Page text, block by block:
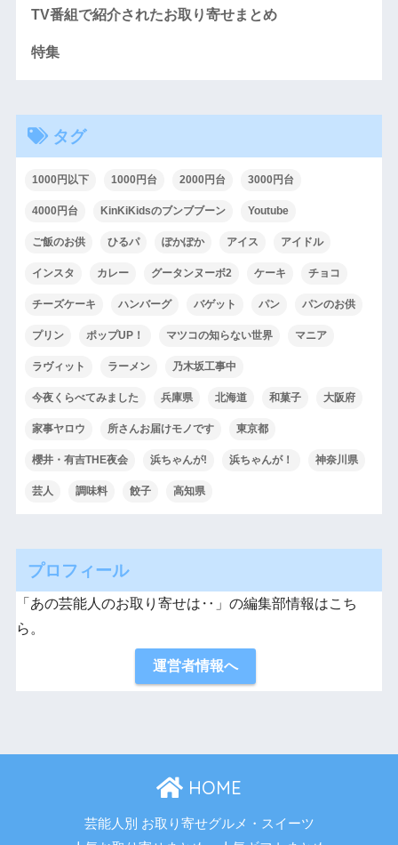
TV番組で紹介されたお取り寄せまとめ
特集
タグ
1000円以下 1000円台 2000円台 3000円台
4000円台 KinKiKidsのブンブブーン Youtube
ご飯のお供 ひるパ ぽかぽか アイス アイドル
インスタ カレー グータンヌーボ2 ケーキ チョコ
チーズケーキ ハンバーグ バゲット パン パンのお供
プリン ポップUP！ マツコの知らない世界 マニア
ラヴィット ラーメン 乃木坂工事中
今夜くらべてみました 兵庫県 北海道 和菓子 大阪府
家事ヤロウ 所さんお届けモノです 東京都
櫻井・有吉THE夜会 浜ちゃんが! 浜ちゃんが！ 神奈川県
芸人 調味料 餃子 高知県
プロフィール
「あの芸能人のお取り寄せは‥」の編集部情報はこち
ら。
運営者情報へ
HOME
芸能人別 お取り寄せグルメ・スイーツ